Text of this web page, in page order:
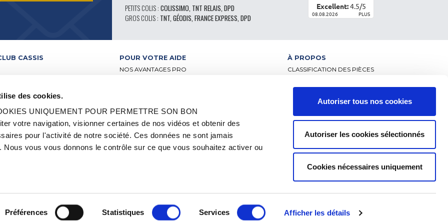
des cookies.
UNIQUEMENT POUR PERMETTRE SON BON
votre navigation, visionner certaines de nos vidéos et obtenir des
pour l'activité de notre société. Ces données ne sont jamais
Nous vous vous donnons le contrôle sur ce que vous souhaitez activer ou
Préférences Statistiques Services Afficher les détails
Autoriser tous nos cookies
Autoriser les cookies sélectionnés
Cookies nécessaires uniquement
PETITS COLIS : COLISSIMO, TNT RELAIS, DPD
GROS COLIS : TNT, GÉODIS, FRANCE EXPRESS, DPD
Excellent:4.5/5
08.08.2026 PLUS
CASSIS
ET LABELS
ET MÉHARI
POUR VOTRE AIDE
NOS AVANTAGES PRO
PIÈCES 602 – HAUTE PERFORMANCE
PIÈCES ORIGINE
CONSEILS TECHNIQUES
À PROPOS
CLASSIFICATION DES PIÈCES
CGV – CLIENTS PROFESSIONNELS
MENTIONS LÉGALES
DONNÉES PERSONNELLES ET COOKIES
FRAIS DE LIVRAISON
EN SAVOIR PLUS